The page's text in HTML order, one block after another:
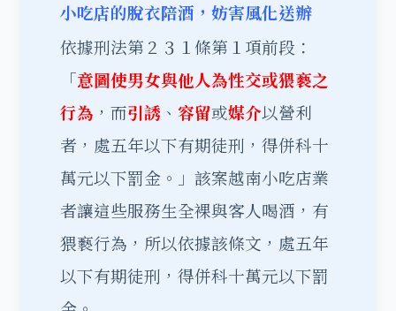
小吃店的脫衣陪酒，妨害風化送辦
依據刑法第２３１條第１項前段：
「意圖使男女與他人為性交或猥褻之
行為 ，而引誘 、 容留或媒介以營利
者，處五年以下有期徒刑，得併科十
萬元以下罰金。」該案越南小吃店業
者讓這些服務生全裸與客人喝酒，有
猥褻行為，所以依據該條文，處五年
以下有期徒刑，得併科十萬元以下罰